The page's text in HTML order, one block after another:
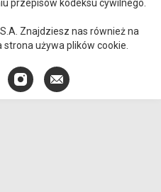
przepisów kodeksu cywilnego.
Znajdziesz nas również na
strona używa plików cookie.
Instagram
E-
mail